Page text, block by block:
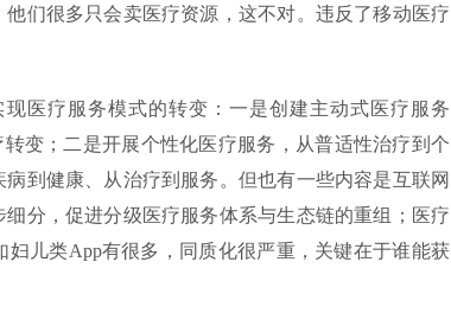
们很多只会卖医疗资源，这不对。违反了移动医疗
医疗服务模式的转变：一是创建主动式医疗服务
转变；二是开展个性化医疗服务，从普适性治疗到个
到健康、从治疗到服务。但也有一些内容是互联网
分，促进分级医疗服务体系与生态链的重组；医疗
儿类App有很多，同质化很严重，关键在于谁能获